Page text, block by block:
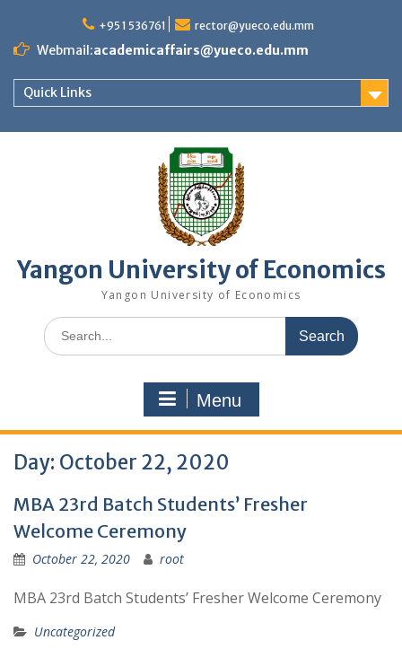
content
+95 1 536761 rector@yueco.edu.mm
Webmail:academicaffairs@yueco.edu.mm
Quick Links
Yangon University of Economics
Yangon University of Economics
Search
for:
Menu
Day: October 22, 2020
MBA 23rd Batch Students’ Fresher
Welcome Ceremony
October 22, 2020 root
MBA 23rd Batch Students’ Fresher Welcome Ceremony
Uncategorized